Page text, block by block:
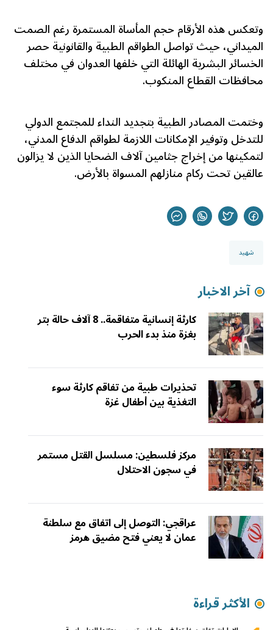
وتعكس هذه الأرقام حجم المأساة المستمرة رغم الصمت
الميداني، حيث تواصل الطواقم الطبية والقانونية حصر
الخسائر البشرية الهائلة التي خلفها العدوان في مختلف
محافظات القطاع المنكوب.
وختمت المصادر الطبية بتجديد النداء للمجتمع الدولي
للتدخل وتوفير الإمكانات اللازمة لطواقم الدفاع المدني،
لتمكينها من إخراج جثامين آلاف الضحايا الذين لا يزالون
عالقين تحت ركام منازلهم المسواة بالأرض.
شهيد
آخر الاخبار
كارثة إنسانية متفاقمة.. 8 آلاف حالة بتر
بغزة منذ بدء الحرب
تحذيرات طبية من تفاقم كارثة سوء
التغذية بين أطفال غزة
مركز فلسطين: مسلسل القتل مستمر
في سجون الاحتلال
عراقجي: التوصل إلى اتفاق مع سلطنة
عمان لا يعني فتح مضيق هرمز
الأكثر قراءة